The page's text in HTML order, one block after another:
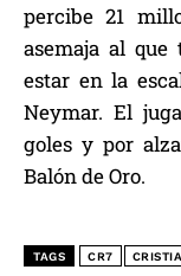
percibe 21
asemaja al
estar en la
Neymar. El
goles y por
Balón de Oro.
TAGS CR7